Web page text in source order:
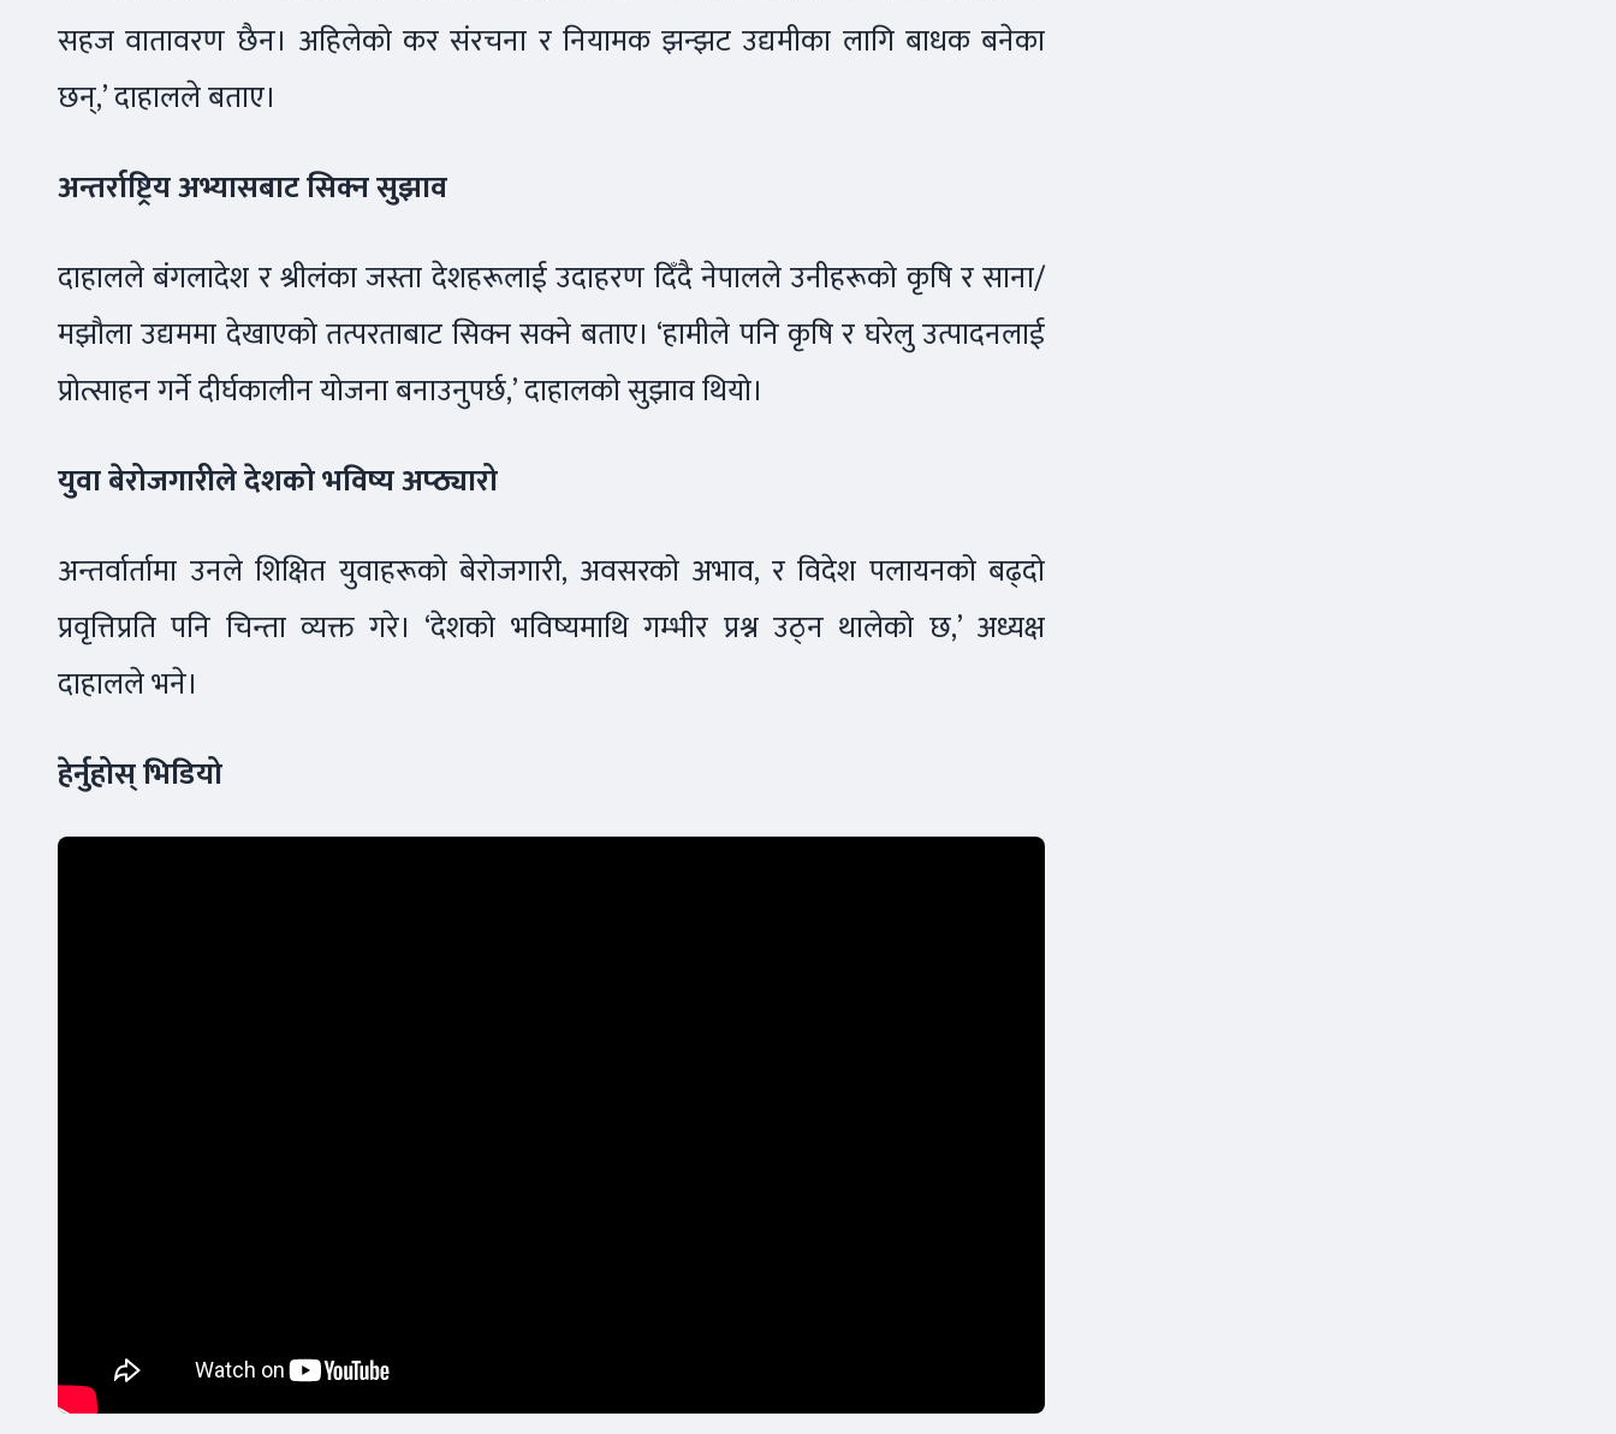
सहज वातावरण छैन। अहिलेको कर संरचना र नियामक झन्झट उद्यमीका लागि बाधक बनेका
छन्,’ दाहालले बताए।
अन्तर्राष्ट्रिय अभ्यासबाट सिक्न सुझाव
दाहालले बंगलादेश र श्रीलंका जस्ता देशहरूलाई उदाहरण दिँदै नेपालले उनीहरूको कृषि र साना/
मझौला उद्यममा देखाएको तत्परताबाट सिक्न सक्ने बताए। ‘हामीले पनि कृषि र घरेलु उत्पादनलाई
प्रोत्साहन गर्ने दीर्घकालीन योजना बनाउनुपर्छ,’ दाहालको सुझाव थियो।
युवा बेरोजगारीले देशको भविष्य अप्ठ्यारो
अन्तर्वार्तामा उनले शिक्षित युवाहरूको बेरोजगारी, अवसरको अभाव, र विदेश पलायनको बढ्दो
प्रवृत्तिप्रति पनि चिन्ता व्यक्त गरे। ‘देशको भविष्यमाथि गम्भीर प्रश्न उठ्न थालेको छ,’ अध्यक्ष
दाहालले भने।
हेर्नुहोस् भिडियो